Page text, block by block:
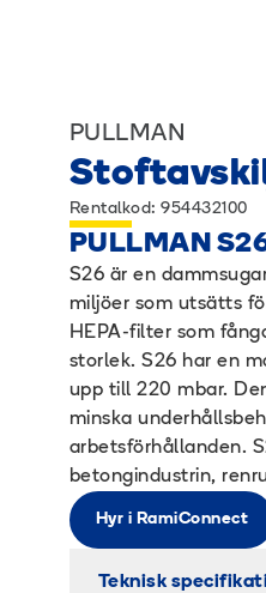
PULLMAN
Rentalkod: 954432100
PULLMAN
S26 är en
miljöer som utsätts
HEPA-filter som
storlek. S26 har en
upp till 220 mbar.
minska
arbetsförhållanden.
betongindustrin,
Hyr i RamiConnect
Teknisk